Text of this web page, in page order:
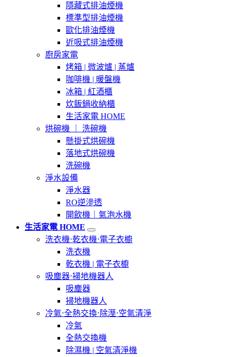
隱藏式排油煙機
標準型排油煙機
歐化排油煙機
近吸式排油煙機
廚房家電
烤箱 | 微波爐 | 蒸爐
咖啡機 | 暖盤機
冰箱 | 紅酒櫃
炊飯鍋收納櫃
生活家電 HOME
烘碗機 ｜ 洗碗機
懸掛式烘碗機
落地式烘碗機
洗碗機
淨水設備
淨水器
RO逆滲透
開飲機｜氣泡水機
生活家電 HOME
洗衣機⋅乾衣機⋅電子衣櫥
洗衣機
乾衣機 | 電子衣櫥
吸塵器⋅掃地機器人
吸塵器
掃地機器人
冷氣⋅全熱交換⋅除溼⋅空氣清淨
冷氣
全熱交換機
除濕機 | 空氣清淨機